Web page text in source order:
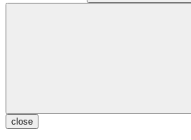
close